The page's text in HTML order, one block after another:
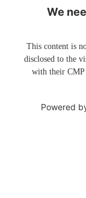
We
This content is
disclosed to the
with their CMP
Powered